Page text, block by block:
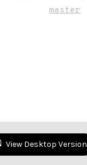
master
View Desktop Version